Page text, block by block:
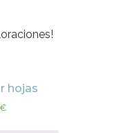
hojas
€